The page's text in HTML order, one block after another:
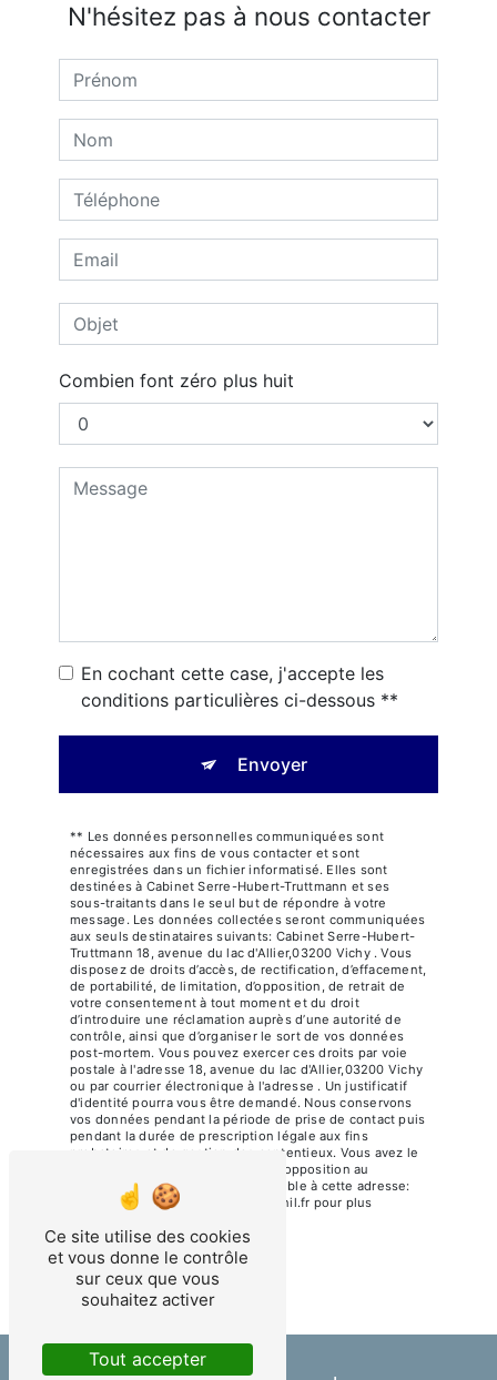
N'hésitez pas à nous contacter
Combien font zéro plus huit
En cochant cette case, j'accepte les
conditions particulières ci-dessous **
Envoyer
** Les données personnelles communiquées sont
nécessaires aux fins de vous contacter et sont
enregistrées dans un fichier informatisé. Elles sont
destinées à Cabinet Serre-Hubert-Truttmann et ses
sous-traitants dans le seul but de répondre à votre
message. Les données collectées seront communiquées
aux seuls destinataires suivants: Cabinet Serre-Hubert-
Truttmann 18, avenue du lac d'Allier,03200 Vichy . Vous
disposez de droits d’accès, de rectification, d’effacement,
de portabilité, de limitation, d’opposition, de retrait de
votre consentement à tout moment et du droit
d’introduire une réclamation auprès d’une autorité de
contrôle, ainsi que d’organiser le sort de vos données
post-mortem. Vous pouvez exercer ces droits par voie
postale à l'adresse 18, avenue du lac d'Allier,03200 Vichy
ou par courrier électronique à l'adresse . Un justificatif
d'identité pourra vous être demandé. Nous conservons
vos données pendant la période de prise de contact puis
pendant la durée de prescription légale aux fins
probatoires et de gestion des contentieux. Vous avez le
droit de vous inscrire sur la liste d'opposition au
démarchage téléphonique, disponible à cette adresse:
Bloctel.gouv.fr. Consultez le site cnil.fr pour plus
Ce site utilise des cookies
et vous donne le contrôle
sur ceux que vous
souhaitez activer
Tout accepter